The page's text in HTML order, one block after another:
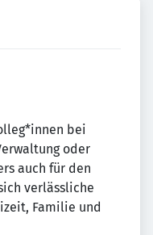
bei
oder
auch für den
verlässliche
Familie und